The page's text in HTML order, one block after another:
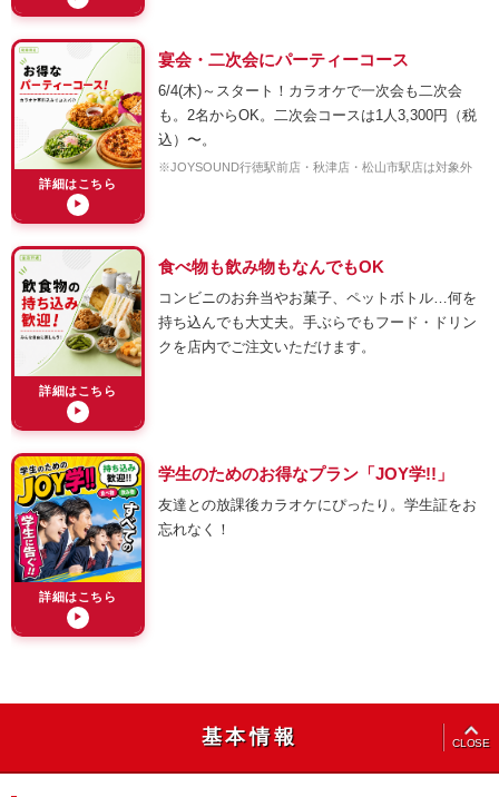
詳細はこちら
▶
宴会・二次会にパーティーコース
6/4(木)～スタート！カラオケで一次会も二次会
も。2名からOK。二次会コースは1人3,300円（税
込）〜。
※JOYSOUND行徳駅前店・秋津店・松山市駅店は対象外
詳細はこちら
▶
食べ物も飲み物もなんでもOK
コンビニのお弁当やお菓子、ペットボトル…何を
持ち込んでも大丈夫。手ぶらでもフード・ドリン
クを店内でご注文いただけます。
詳細はこちら
▶
学生のためのお得なプラン「JOY学!!」
友達との放課後カラオケにぴったり。学生証をお
忘れなく！
基本情報 CLOSE